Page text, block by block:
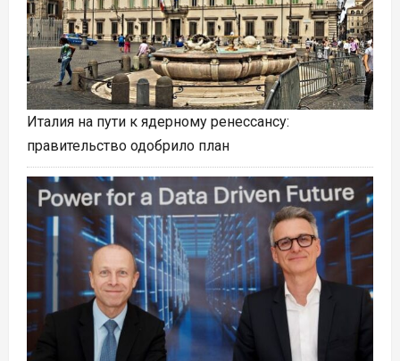
Италия на пути к ядерному ренессансу:
правительство одобрило план